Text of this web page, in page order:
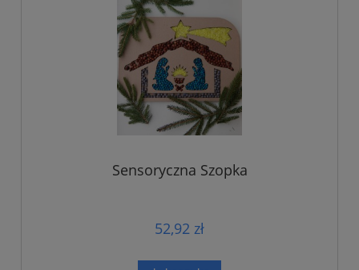
Sensoryczna Szopka
52,92 zł